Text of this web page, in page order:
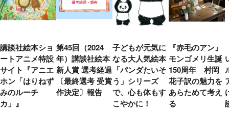
講談社絵本ショ
ートアニメ特設
サイト『アニエ
ホン「はりねず
みのルーチ
カ」』
第45回（2024
年）講談社絵本
新人賞 選考経過
〔最終選考 受賞
作決定〕報告
子どもが元気に
なる大人気絵本
「パンダたいそ
う」シリーズ
で、心も体もす
こやかに！
『赤毛のアン』
モンゴメリ生誕
150周年 村岡
花子訳の魅力を
あらためて考え
る